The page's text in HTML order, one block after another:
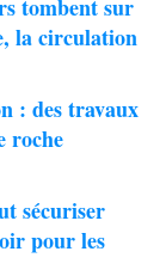
tombent sur
la circulation
: des travaux
roche
sécuriser
pour les